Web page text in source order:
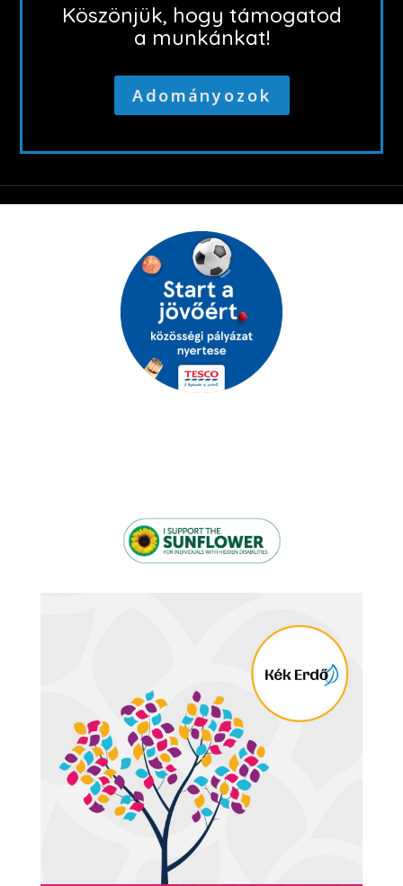
Köszönjük, hogy támogatod
a munkánkat!
Adományozok